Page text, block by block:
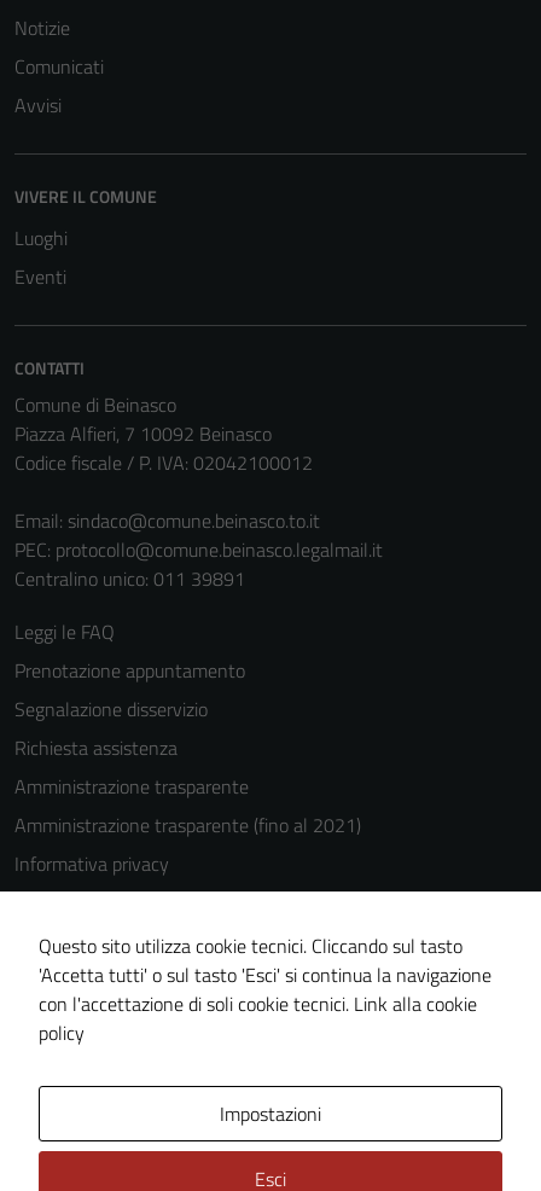
Notizie
Comunicati
Avvisi
VIVERE IL COMUNE
Luoghi
Eventi
CONTATTI
Comune di Beinasco
Piazza Alfieri, 7 10092 Beinasco
Codice fiscale / P. IVA: 02042100012
Email: sindaco@comune.beinasco.to.it
PEC: protocollo@comune.beinasco.legalmail.it
Centralino unico: 011 39891
Leggi le FAQ
Prenotazione appuntamento
Segnalazione disservizio
Richiesta assistenza
Amministrazione trasparente
Amministrazione trasparente (fino al 2021)
Informativa privacy
Cookie Policy
Note legali
Dichiarazione di accessibilità
Piano di miglioramento del sito
Questo sito utilizza cookie tecnici. Cliccando sul tasto
'Accetta tutti' o sul tasto 'Esci' si continua la navigazione
con l'accettazione di soli cookie tecnici. Link alla cookie
policy
Impostazioni
Esci
disabilitati.